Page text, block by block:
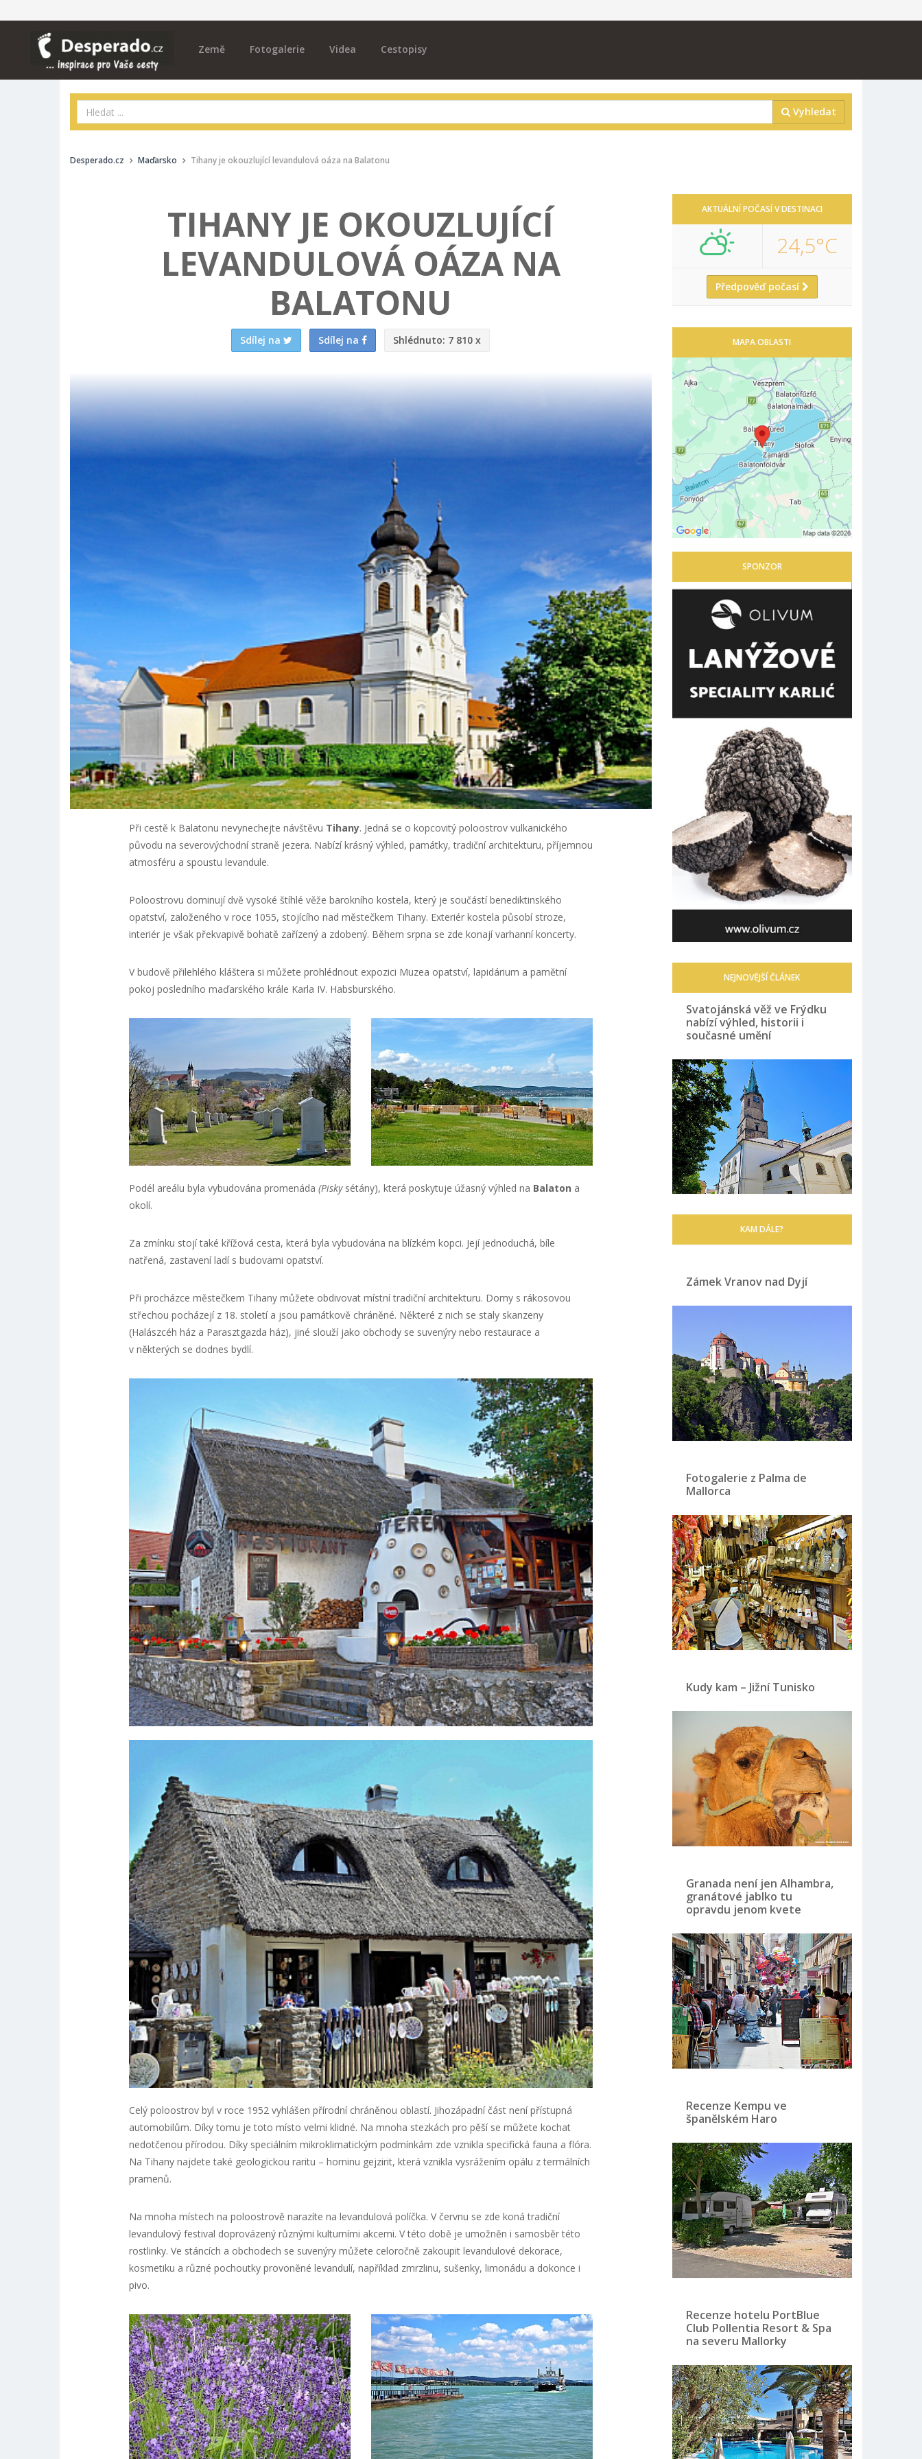
Země Fotogalerie Videa Cestopisy
Vyhledat
Desperado.cz Maďarsko Tihany je okouzlující levandulová oáza na Balatonu
TIHANY JE OKOUZLUJÍCÍ
LEVANDULOVÁ OÁZA NA
BALATONU
Sdílej na Sdílej na Shlédnuto: 7 810 x
Při cestě k Balatonu nevynechejte návštěvu Tihany. Jedná se o kopcovitý poloostrov vulkanického
původu na severovýchodní straně jezera. Nabízí krásný výhled, památky, tradiční architekturu, příjemnou
atmosféru a spoustu levandule.
Poloostrovu dominují dvě vysoké štíhlé věže barokního kostela, který je součástí benediktinského
opatství, založeného v roce 1055, stojícího nad městečkem Tihany. Exteriér kostela působí stroze,
interiér je však překvapivě bohatě zařízený a zdobený. Během srpna se zde konají varhanní koncerty.
V budově přilehlého kláštera si můžete prohlédnout expozici Muzea opatství, lapidárium a pamětní
pokoj posledního maďarského krále Karla IV. Habsburského.
Podél areálu byla vybudována promenáda (Piskysétány), která poskytuje úžasný výhled na Balaton a
okolí.
Za zmínku stojí také křížová cesta, která byla vybudována na blízkém kopci. Její jednoduchá, bíle
natřená, zastavení ladí s budovami opatství.
Při procházce městečkem Tihany můžete obdivovat místní tradiční architekturu. Domy s rákosovou
střechou pocházejí z 18. století a jsou památkově chráněné. Některé z nich se staly skanzeny
(Halászcéh ház a Parasztgazda ház), jiné slouží jako obchody se suvenýry nebo restaurace a
v některých se dodnes bydlí.
Celý poloostrov byl v roce 1952 vyhlášen přírodní chráněnou oblastí. Jihozápadní část není přístupná
automobilům. Díky tomu je toto místo velmi klidné. Na mnoha stezkách pro pěší se můžete kochat
nedotčenou přírodou. Díky speciálním mikroklimatickým podmínkám zde vznikla specifická fauna a flóra.
Na Tihany najdete také geologickou raritu – horninu gejzirit, která vznikla vysrážením opálu z termálních
pramenů.
Na mnoha místech na poloostrově narazíte na levandulová políčka. V červnu se zde koná tradiční
levandulový festival doprovázený různými kulturními akcemi. V této době je umožněn i samosběr této
rostlinky. Ve stáncích a obchodech se suvenýry můžete celoročně zakoupit levandulové dekorace,
kosmetiku a různé pochoutky provoněné levandulí, například zmrzlinu, sušenky, limonádu a dokonce i
pivo.
AKTUÁLNÍ POČASÍ V DESTINACI
24,5°C
Předpověď počasí
MAPA OBLASTI
SPONZOR
NEJNOVĚJŠÍ ČLÁNEK
Svatojánská věž ve Frýdku
nabízí výhled, historii i
současné umění
KAM DÁLE?
Zámek Vranov nad Dyjí
Fotogalerie z Palma de
Mallorca
Kudy kam – Jižní Tunisko
Granada není jen Alhambra,
granátové jablko tu
opravdu jenom kvete
Recenze Kempu ve
španělském Haro
Recenze hotelu PortBlue
Club Pollentia Resort & Spa
na severu Mallorky